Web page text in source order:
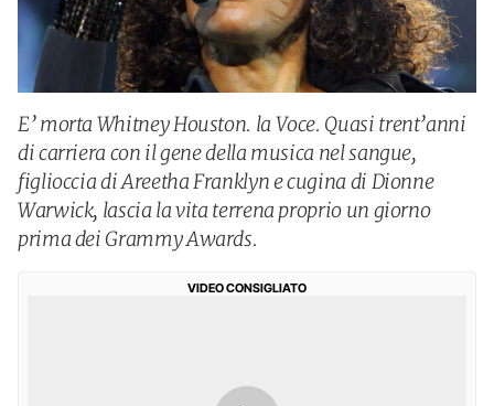
E’ morta Whitney Houston. la Voce. Quasi trent’anni
di carriera con il gene della musica nel sangue,
figlioccia di Areetha Franklyn e cugina di Dionne
Warwick, lascia la vita terrena proprio un giorno
prima dei Grammy Awards.
VIDEO CONSIGLIATO